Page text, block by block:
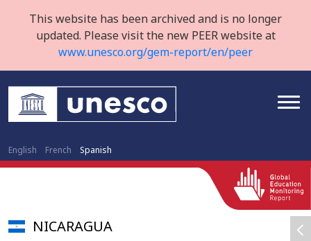
This website has been archived and is no longer
updated. Please visit the new PEER website at
www.unesco.org/gem-report/en/peer
English French Spanish
NICARAGUA